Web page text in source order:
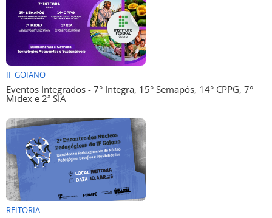
IF GOIANO
Eventos Integrados - 7° Integra, 15° Semapós, 14° CPPG, 7°
Midex e 2ª SIA
REITORIA